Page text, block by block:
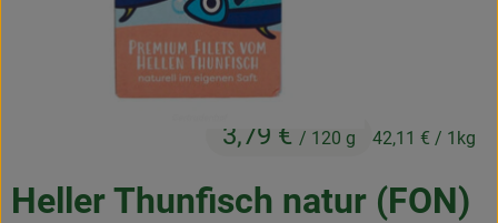
Tiernahrung
So geht’s
Heller Thunfisch natur (FON)
3,79 € / 120 g 42,11 € / 1kg